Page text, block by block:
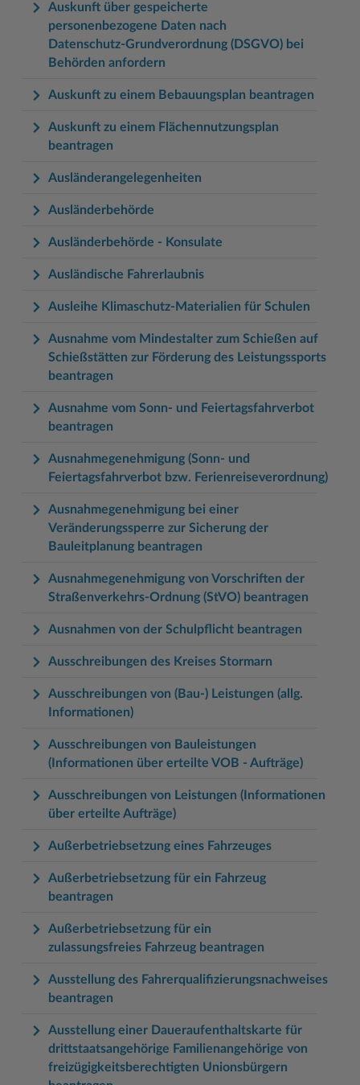
Auskunft über gespeicherte
personenbezogene Daten nach
Datenschutz-Grundverordnung (DSGVO) bei
Behörden anfordern
Auskunft zu einem Bebauungsplan beantragen
Auskunft zu einem Flächennutzungsplan
beantragen
Ausländerangelegenheiten
Ausländerbehörde
Ausländerbehörde - Konsulate
Ausländische Fahrerlaubnis
Ausleihe Klimaschutz-Materialien für Schulen
Ausnahme vom Mindestalter zum Schießen auf
Schießstätten zur Förderung des Leistungssports
beantragen
Ausnahme vom Sonn- und Feiertagsfahrverbot
beantragen
Ausnahmegenehmigung (Sonn- und
Feiertagsfahrverbot bzw. Ferienreiseverordnung)
Ausnahmegenehmigung bei einer
Veränderungssperre zur Sicherung der
Bauleitplanung beantragen
Ausnahmegenehmigung von Vorschriften der
Straßenverkehrs-Ordnung (StVO) beantragen
Ausnahmen von der Schulpflicht beantragen
Ausschreibungen des Kreises Stormarn
Ausschreibungen von (Bau-) Leistungen (allg.
Informationen)
Ausschreibungen von Bauleistungen
(Informationen über erteilte VOB - Aufträge)
Ausschreibungen von Leistungen (Informationen
über erteilte Aufträge)
Außerbetriebsetzung eines Fahrzeuges
Außerbetriebsetzung für ein Fahrzeug
beantragen
Außerbetriebsetzung für ein
zulassungsfreies Fahrzeug beantragen
Ausstellung des Fahrerqualifizierungsnachweises
beantragen
Ausstellung einer Daueraufenthaltskarte für
drittstaatsangehörige Familienangehörige von
freizügigkeitsberechtigten Unionsbürgern